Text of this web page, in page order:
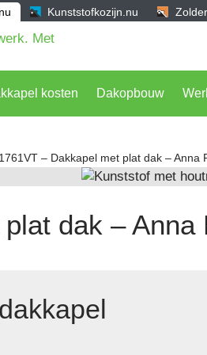
Kunststofkozijn.nu
kosten Dakopbouw
1761VT – Dakkapel met plat dak – Anna
dak – Anna